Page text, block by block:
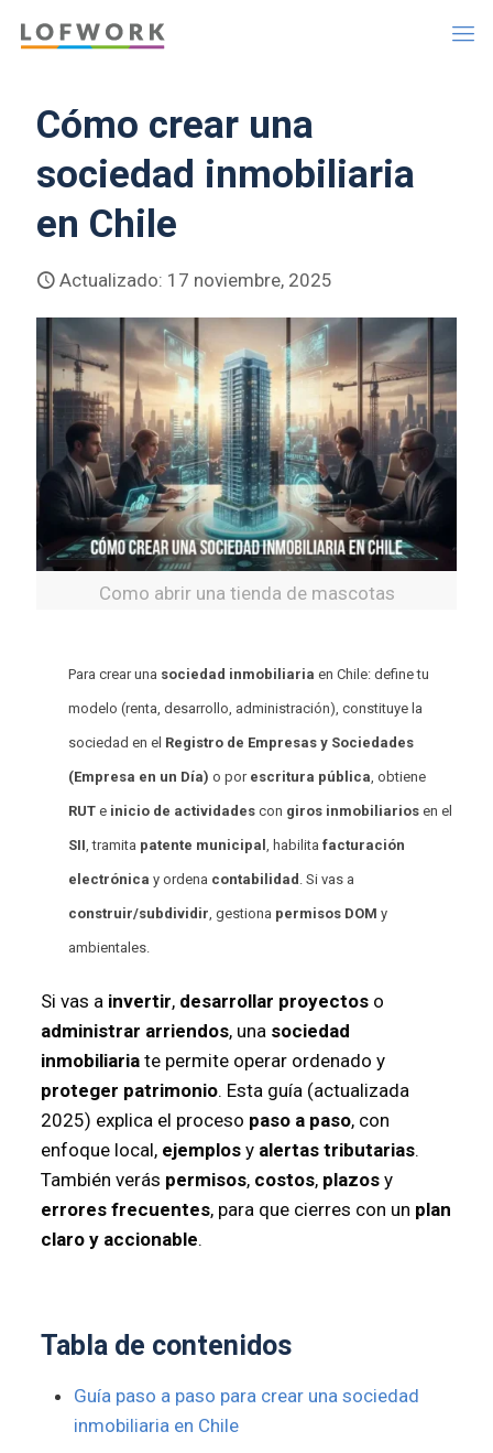
Cómo crear una
sociedad inmobiliaria
en Chile
Actualizado: 17 noviembre, 2025
Como abrir una tienda de mascotas
Para crear una sociedad inmobiliaria en Chile: define tu
modelo (renta, desarrollo, administración), constituye la
sociedad en el Registro de Empresas y Sociedades
(Empresa en un Día) o por escritura pública , obtiene
RUTe inicio de actividadescon giros inmobiliariosen el
SII , tramita patente municipal , habilita facturación
electrónica y ordena contabilidad . Si vas a
construir/subdividir , gestiona permisos DOM y
ambientales.
Si vas a invertir, desarrollar proyectoso
administrar arriendos, una sociedad
inmobiliariate permite operar ordenado y
proteger patrimonio. Esta guía (actualizada
2025) explica el proceso paso a paso, con
enfoque local, ejemplosy alertas tributarias.
También verás permisos, costos, plazosy
errores frecuentes, para que cierres con un plan
claro y accionable.
Tabla de contenidos
Guía paso a paso para crear una sociedad
inmobiliaria en Chile